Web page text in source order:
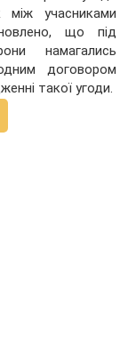
учасниками
що під
намагались
договором
такої угоди.